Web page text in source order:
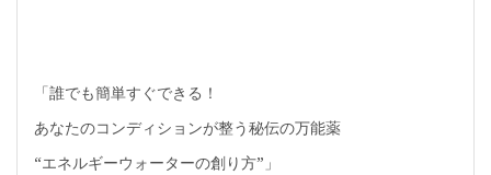
「誰でも簡単すぐできる！
あなたのコンディションが整う秘伝の万能薬
“エネルギーウォーターの創り方”」